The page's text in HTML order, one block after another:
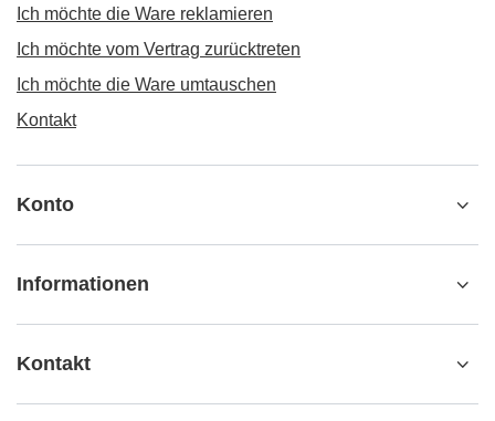
Ich möchte die Ware reklamieren
Ich möchte vom Vertrag zurücktreten
Ich möchte die Ware umtauschen
Kontakt
Konto
Informationen
Kontakt